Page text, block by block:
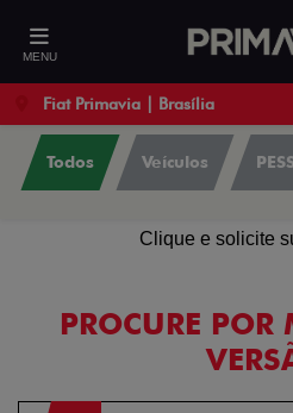
MENU
Fiat Primavia | Brasília
Todos Veículos
Clique e solicite
PROCURE